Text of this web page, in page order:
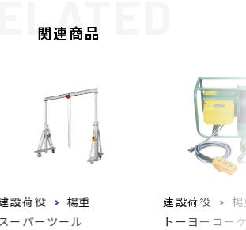
関連商品
設荷役
楊重
スーパーツール
建設荷役
トーヨーコー